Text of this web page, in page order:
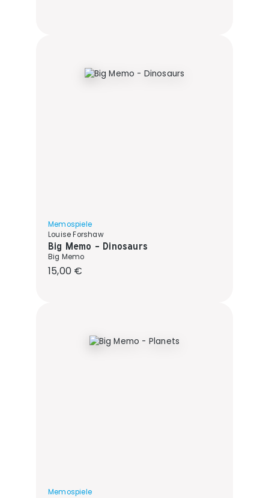
Memospiele
Louise Forshaw
Big Memo - Dinosaurs
Big Memo
Regulärer Preis:
15,00 €
Memospiele